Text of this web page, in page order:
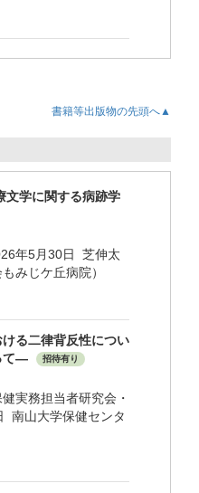
書籍等出版物の先頭へ▲
文学に関する病跡学
年5月30日 芝伸太
みじケ丘病院）
る二律背反性につい
て―
招待有り
実務担当者研究会・
南山大学保健センタ